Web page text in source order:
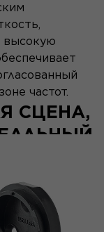
высокую
частот.
СЦЕНА,